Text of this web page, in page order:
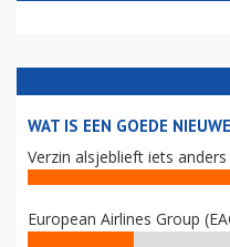
WAT IS EEN GOEDE
Verzin alsjeblieft iets anders
European Airlines Group